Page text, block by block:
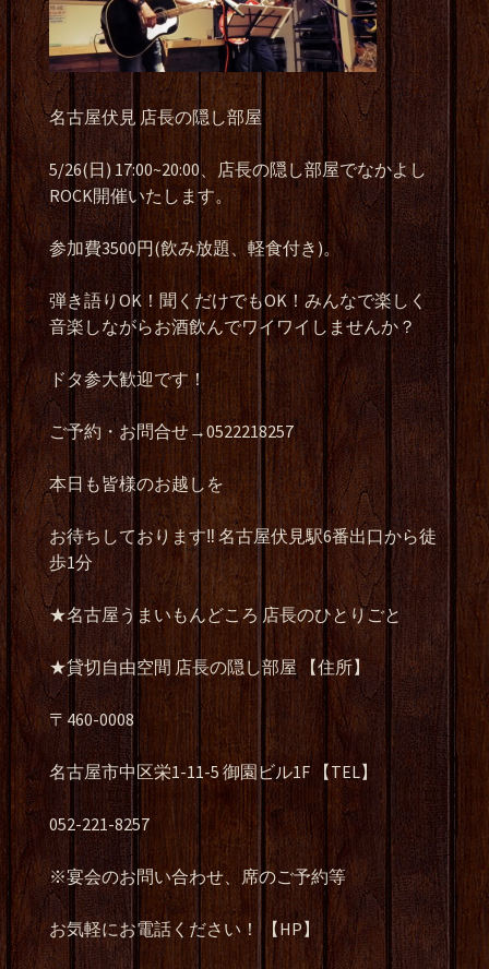
名古屋伏見 店長の隠し部屋
5/26(日) 17:00~20:00、店長の隠し部屋でなかよし
ROCK開催いたします。
参加費3500円(飲み放題、軽食付き)。
弾き語りOK！聞くだけでもOK！みんなで楽しく
音楽しながらお酒飲んでワイワイしませんか？
ドタ参大歓迎です！
ご予約・お問合せ→0522218257
本日も皆様のお越しを
お待ちしております‼️ 名古屋伏見駅6番出口から徒
歩1分
★名古屋うまいもんどころ 店長のひとりごと
★貸切自由空間 店長の隠し部屋 【住所】
〒460-0008
名古屋市中区栄1-11-5 御園ビル1F 【TEL】
052-221-8257
※宴会のお問い合わせ、席のご予約等
お気軽にお電話ください！ 【HP】